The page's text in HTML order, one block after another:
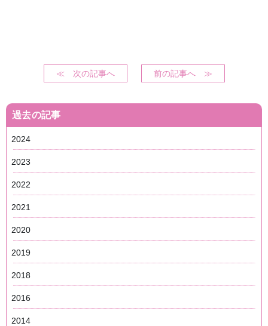
≪ 次の記事へ 前の記事へ ≫
過去の記事
2024
2023
2022
2021
2020
2019
2018
2016
2014